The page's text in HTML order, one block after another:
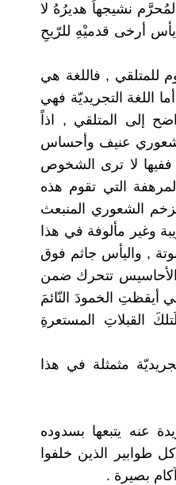
نشيجهاُ هديرُهُ لا
أرخى قدميْهِ للرّيحِ
للمتلقي , فاللغة هي
اللغة التجريديّة فهي
إلى المتلقي , اذاً
شعوري عنيف وأحساس
لا ترى الشخوص
التي تقوم هذه
الشعوري المنبعث
وغير مألوفة في هذا
, واليأس جاثم فوق
تتحرك ضمن
أيقظتِ الخمودَ النّائمَ
القبلاتِ المستعرةِ
مثمثلة في هذا
عنه يتبعها بسدوده
طوابير الذين خلفوا
بصيرة .